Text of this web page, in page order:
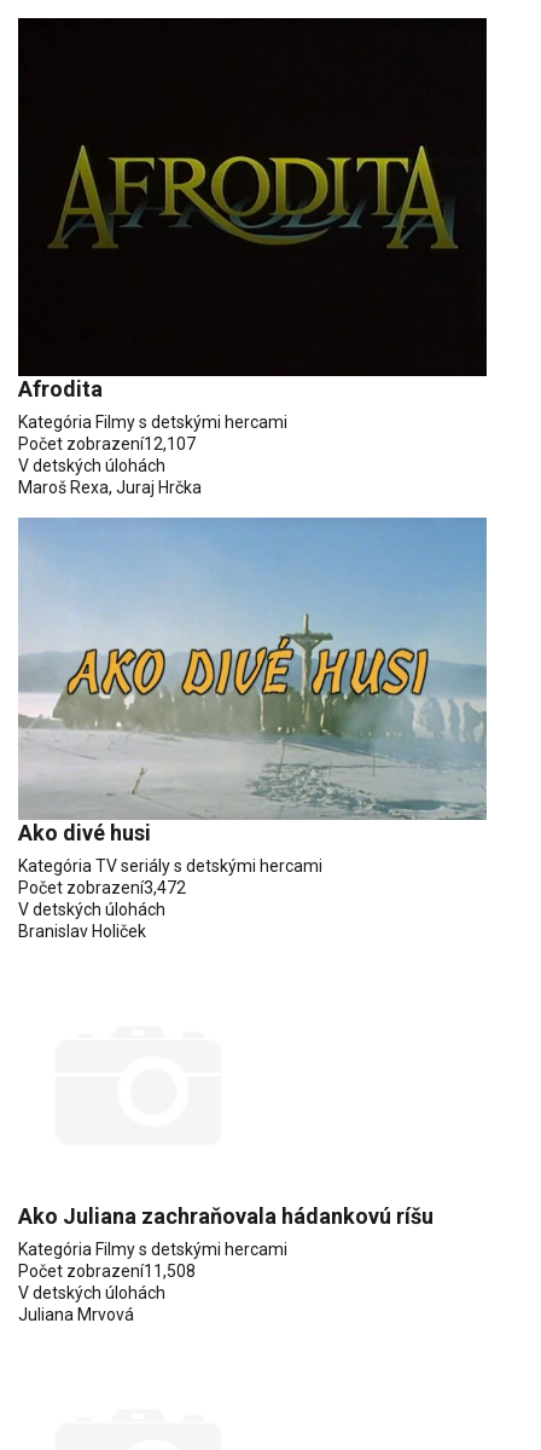
Afrodita
Kategória Filmy s detskými hercami
Počet zobrazení12,107
V detských úlohách
Maroš Rexa, Juraj Hrčka
Ako divé husi
Kategória TV seriály s detskými hercami
Počet zobrazení3,472
V detských úlohách
Branislav Holiček
Ako Juliana zachraňovala hádankovú ríšu
Kategória Filmy s detskými hercami
Počet zobrazení11,508
V detských úlohách
Juliana Mrvová